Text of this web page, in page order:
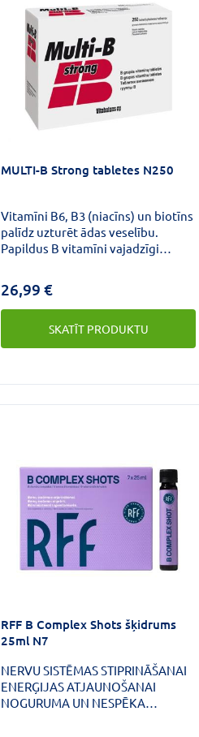
vielu izdalīšanai.Īpašas mikro
pērlītes izdala uzturvielas līdz pat 8
stundām dienā.
MULTI-B Strong tabletes N250
Vitamīni B6, B3 (niacīns) un biotīns
palīdz uzturēt ādas veselību.
Papildus B vitamīni vajadzīgi
sportojot, zaudējot svaru,
grūtniecības un bērna zīdīšanas
periodā, slimojot, stresa apstākļos.
26,99 €
SKATĪT PRODUKTU
RFF B Complex Shots šķidrums
25ml N7
NERVU SISTĒMAS STIPRINĀŠANAI
ENERĢIJAS ATJAUNOŠANAI
NOGURUMA UN NESPĒKA